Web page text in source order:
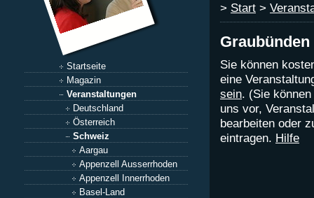
Startseite
Magazin
Veranstaltungen
Deutschland
Österreich
Schweiz
Aargau
Appenzell Ausserrhoden
Appenzell Innerrhoden
Basel-Land
> Start >
Graubünden
Sie können
eine
sein. (Sie
uns vor,
bearbeiten oder
eintragen. Hilfe